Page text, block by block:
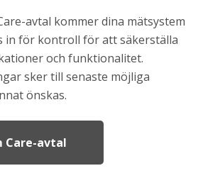
avtal kommer dina mätsystem
in för kontroll för att säkerställa
och funktionalitet.
sker till senaste möjliga
önskas.
Care-avtal